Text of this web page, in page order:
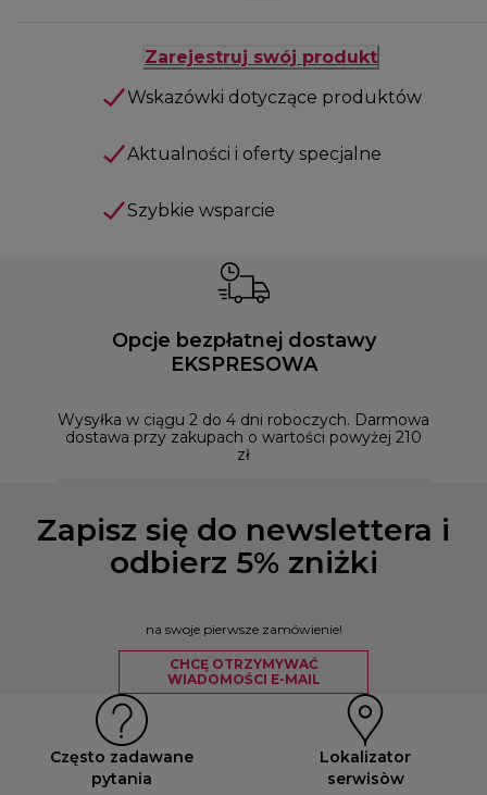
Zarejestruj swój produkt
Wskazówki dotyczące produktów
Aktualności i oferty specjalne
Szybkie wsparcie
Opcje bezpłatnej dostawy
EKSPRESOWA
Wysyłka w ciągu 2 do 4 dni roboczych. Darmowa
dostawa przy zakupach o wartości powyżej 210
zł
Zapisz się do newslettera i
odbierz 5% zniżki
na swoje pierwsze zamówienie!
CHCĘ OTRZYMYWAĆ
WIADOMOŚCI E-MAIL
Często zadawane
pytania
Lokalizator
serwisòw